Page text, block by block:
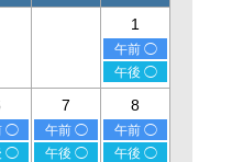
1
午前 ◯
午後 ◯
◯
◯
7
午前 ◯
午後 ◯
8
午前 ◯
午後 ◯